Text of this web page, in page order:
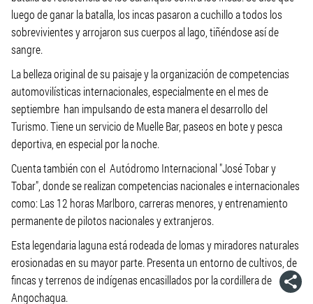
luego de ganar la batalla, los incas pasaron a cuchillo a todos los
sobrevivientes y arrojaron sus cuerpos al lago, tiñéndose así de
sangre.
La belleza original de su paisaje y la organización de competencias
automovilísticas internacionales, especialmente en el mes de
septiembre han impulsando de esta manera el desarrollo del
Turismo. Tiene un servicio de Muelle Bar, paseos en bote y pesca
deportiva, en especial por la noche.
Cuenta también con el Autódromo Internacional "José Tobar y
Tobar", donde se realizan competencias nacionales e internacionales
como: Las 12 horas Marlboro, carreras menores, y entrenamiento
permanente de pilotos nacionales y extranjeros.
Esta legendaria laguna está rodeada de lomas y miradores naturales
erosionadas en su mayor parte. Presenta un entorno de cultivos, de
fincas y terrenos de indígenas encasillados por la cordillera de
Angochagua.